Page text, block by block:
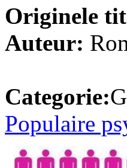
Originele
Auteur:
Categorie:
Populaire